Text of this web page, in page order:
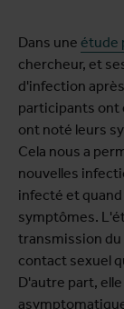
Dans une étude
chercheur, et
d'infection
participants ont
ont noté leurs
Cela nous a
nouvelles
infecté et
symptômes.
transmission du
contact sexuel
D'autre part,